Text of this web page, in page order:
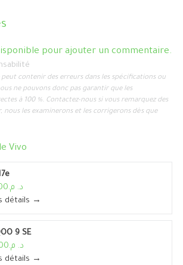
pour ajouter un commentaire.
peut contenir des erreurs dans les spécifications ou
ne pouvons donc pas garantir que les
à 100 %. Contactez-nous si vous remarquez des
les examinerons et les corrigerons dès que
Vivo
د. م.2,940.00
détails →
9 SE
د. م.4,505.00
détails →